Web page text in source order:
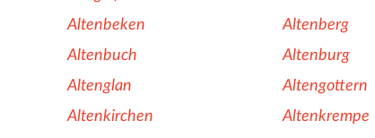
Altenbeken
Altenberg
Altenbuch
Altenburg
Altenglan
Altengottern
Altenkirchen
Altenkrempe